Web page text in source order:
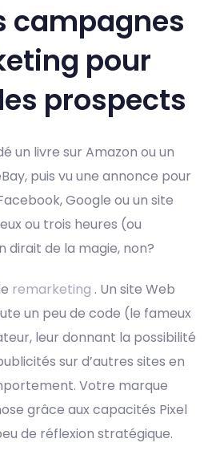
campagnes
pour
prospects
un livre sur Amazon ou un
puis vu une annonce pour
Google ou un site
ou trois heures (ou
dirait de la magie, non?
remarketing . Un site Web
un peu de code (le fameux
leur donnant la possibilité
sur d’autres sites en
Votre marque
grâce aux capacités Pixel
de réflexion stratégique.